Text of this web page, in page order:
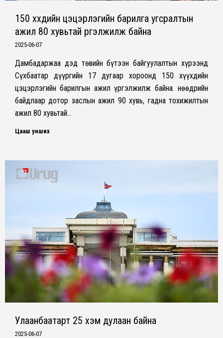
150 хүүхдийн цэцэрлэгийн барилга угсралтын
ажил 80 хувьтай үргэлжилж байна
2025-06-07
Дамбадаржаа дэд төвийн бүтээн байгуулалтын хүрээнд
Сүхбаатар дүүргийн 17 дугаар хороонд 150 хүүхдийн
цэцэрлэгийн барилгын ажил үргэлжилж байна. Өнөөдрийн
байдлаар дотор заслын ажил 90 хувь, гадна тохижилтын
ажил 80 хувьтай…
Цааш унших
Улаанбаатарт 25 хэм дулаан байна
2025-06-07